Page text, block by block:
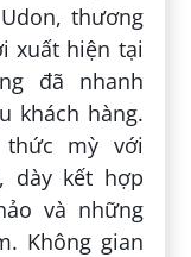
thương
xuất hiện tại
đã nhanh
khách hàng.
mỳ với
dày kết hợp
và những
Không gian